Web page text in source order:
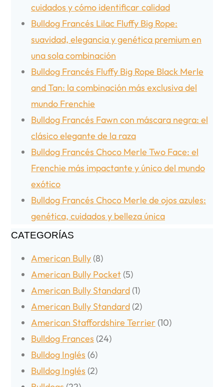
cuidados y cómo identificar calidad
Bulldog Francés Lilac Fluffy Big Rope:
suavidad, elegancia y genética premium en
una sola combinación
Bulldog Francés Fluffy Big Rope Black Merle
and Tan: la combinación más exclusiva del
mundo Frenchie
Bulldog Francés Fawn con máscara negra: el
clásico elegante de la raza
Bulldog Francés Choco Merle Two Face: el
Frenchie más impactante y único del mundo
exótico
Bulldog Francés Choco Merle de ojos azules:
genética, cuidados y belleza única
CATEGORÍAS
American Bully (8)
American Bully Pocket (5)
American Bully Standard (1)
American Bully Standard (2)
American Staffordshire Terrier (10)
Bulldog Frances (24)
Bulldog Inglés (6)
Bulldog Inglés (2)